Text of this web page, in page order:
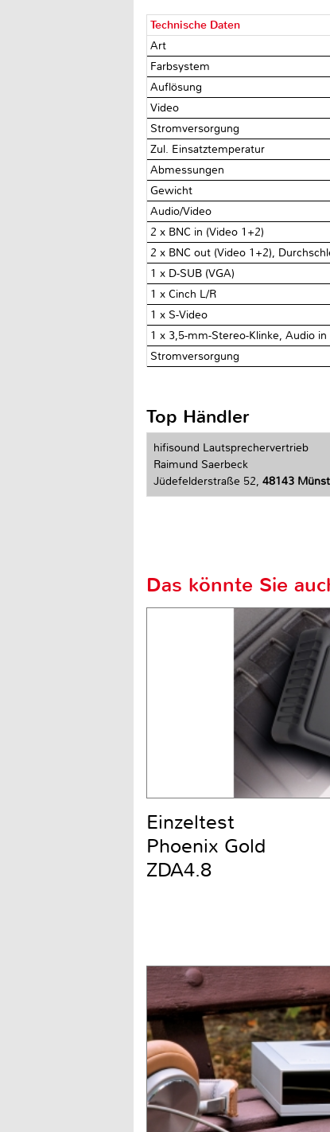
Technische Daten
Art
Farbsystem
Auflösung
Video
Stromversorgung
Zul. Einsatztemperatur
Abmessungen
Gewicht
Audio/Video
2 x BNC in (Video 1+2)
2 x BNC out (Video 1+2),
1 x D-SUB (VGA)
1 x Cinch L/R
1 x S-Video
1 x 3,5-mm-Stereo-Klinke, Audio in
Stromversorgung
Top Händler
hifisound Lautsprechervertrieb
Raimund Saerbeck
Jüdefelderstraße 52, 48143
Das könnte Sie
Einzeltest
Phoenix Gold
ZDA4.8